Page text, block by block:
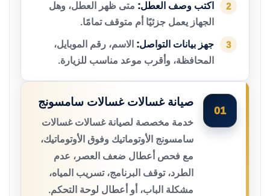
2 اكتب وصف العطل: متى ظهر العطل، وهل
الجهاز يعمل جزئيًا أم متوقف تمامًا.
3 جهز بيانات التواصل: الاسم، رقم الموبايل،
المحافظة، وأقرب موعد مناسب للزيارة.
01
صيانة غسالات غسالات سامسونج
خدمة مخصصة لصيانة غسالات غسالات
سامسونج الأوتوماتيك وفوق الأوتوماتيك،
مع فحص أعطال ضعف العصر، عدم
الطرد، توقف البرنامج، تسريب المياه،
مشكلة الباب، أو أعطال لوحة التحكم.